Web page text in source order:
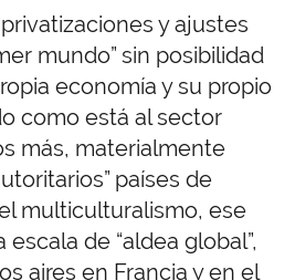
y ajustes
mundo” sin posibilidad
economía y su propio
como está al sector
más, materialmente
países de
multiculturalismo, ese
de “aldea global”,
aires en Francia y en el